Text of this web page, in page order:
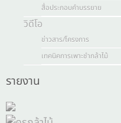
สื่อประกอบคำบรรยาย
วิดีโอ
ข่าวสาร/โครงการ
เทคนิคการเพาะชำกล้าไม้
รายงาน